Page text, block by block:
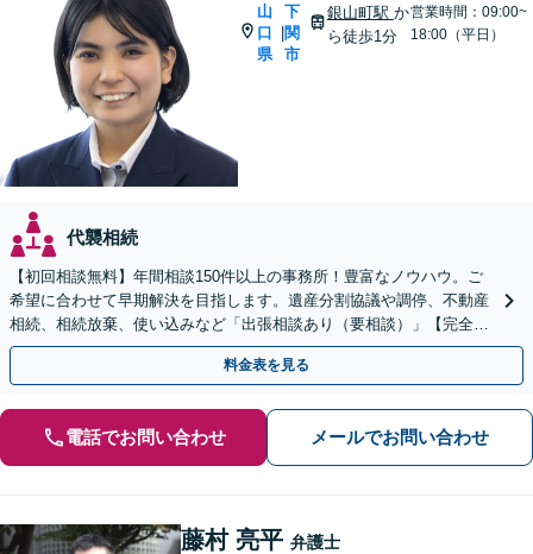
山
口
県
下
関
市
銀山町駅 か
ら徒歩1分
営業時間：09:00~
18:00（平日）
代襲相続
【初回相談無料】年間相談150件以上の事務所！豊富なノウハウ。ご
希望に合わせて早期解決を目指します。遺産分割協議や調停、不動産
相続、相続放棄、使い込みなど「出張相談あり（要相談）」【完全個
室】【休日・夜間相談可】
料金表を見る
電話でお問い合わせ メールでお問い合わせ
藤村 亮平 弁護士